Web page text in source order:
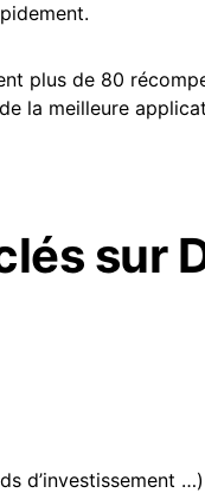
plus de 80
la meilleure
sur
d’investissement …)